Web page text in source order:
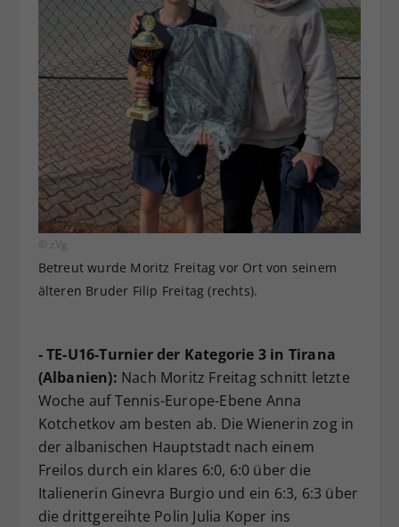
© zVg
Betreut wurde Moritz Freitag vor Ort von seinem
älteren Bruder Filip Freitag (rechts).
- TE-U16-Turnier der Kategorie 3 in Tirana
(Albanien): Nach Moritz Freitag schnitt letzte
Woche auf Tennis-Europe-Ebene Anna
Kotchetkov am besten ab. Die Wienerin zog in
der albanischen Hauptstadt nach einem
Freilos durch ein klares 6:0, 6:0 über die
Italienerin Ginevra Burgio und ein 6:3, 6:3 über
die drittgereihte Polin Julia Koper ins